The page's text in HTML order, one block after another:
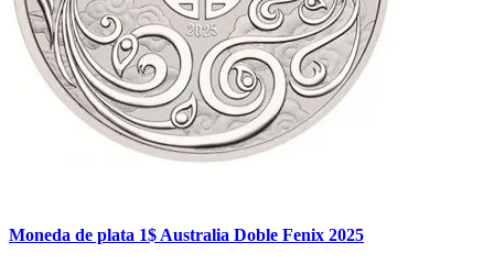
Moneda de plata 1$ Australia Doble Fenix 2025